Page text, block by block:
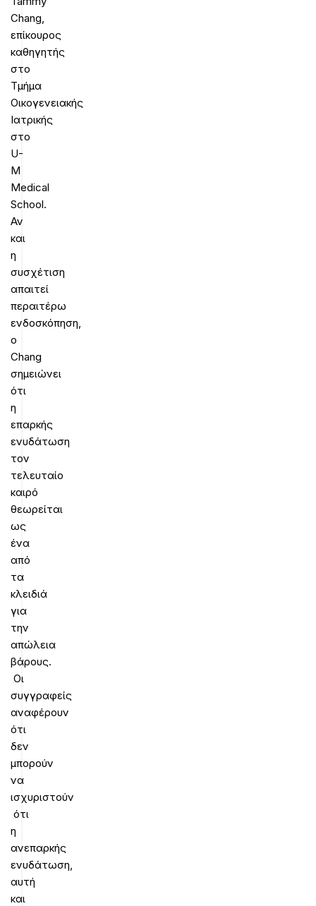
Chang,
επίκουρος
καθηγητής
στο
Τμήμα
Οικογενειακής
Ιατρικής
στο
U-
M
Medical
School.
Αν
και
η
συσχέτιση
απαιτεί
περαιτέρω
ενδοσκόπηση,
ο
Chang
σημειώνει
ότι
η
επαρκής
ενυδάτωση
τον
τελευταίο
καιρό
θεωρείται
ως
ένα
από
τα
κλειδιά
για
την
απώλεια
βάρους.
Οι
συγγραφείς
αναφέρουν
ότι
δεν
μπορούν
να
ισχυριστούν
ότι
η
ανεπαρκής
ενυδάτωση,
αυτή
και